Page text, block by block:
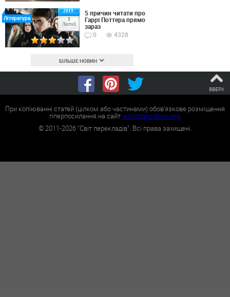
2019
1
Лютий
Література
5 причин читати про
Гаррі Поттера прямо
зараз
0
4328
БІЛЬШЕ НОВИН
ВВЕРХ
При копіюванні статей (цілком або частинами) обов'язкове розміщення
гіперпосилання на сайтworldtranslation.org.
©2011-2026"Світ перекладів". Всі права захищені.